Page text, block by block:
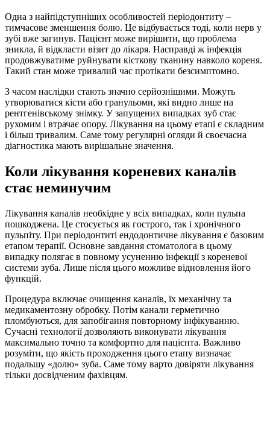
Одна з найпідступніших особливостей періодонтиту –
тимчасове зменшення болю. Це відбувається тоді, коли нерв у
зубі вже загинув. Пацієнт може вирішити, що проблема
зникла, й відкласти візит до лікаря. Насправді ж інфекція
продовжуватиме руйнувати кісткову тканину навколо кореня.
Такий стан може тривалий час протікати безсимптомно.
З часом наслідки стають значно серйознішими. Можуть
утворюватися кісти або гранульоми, які видно лише на
рентгенівському знімку. У запущених випадках зуб стає
рухомим і втрачає опору. Лікування на цьому етапі є складним
і більш тривалим. Саме тому регулярні огляди й своєчасна
діагностика мають вирішальне значення.
Коли лікування кореневих каналів
стає неминучим
Лікування каналів необхідне у всіх випадках, коли пульпа
пошкоджена. Це стосується як гострого, так і хронічного
пульпіту. При періодонтиті ендодонтичне лікування є базовим
етапом терапії. Основне завдання стоматолога в цьому
випадку полягає в повному усуненню інфекції з кореневої
системи зуба. Лише після цього можливе відновлення його
функцій.
Процедура включає очищення каналів, їх механічну та
медикаментозну обробку. Потім канали герметично
пломбуються, для запобігання повторному інфікуванню.
Сучасні технології дозволяють виконувати лікування
максимально точно та комфортно для пацієнта. Важливо
розуміти, що якість проходження цього етапу визначає
подальшу «долю» зуба. Саме тому варто довіряти лікування
тільки досвідченим фахівцям.